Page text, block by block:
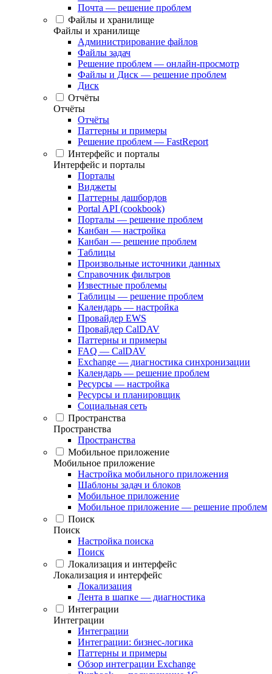
Почта — решение проблем
Файлы и хранилище
Файлы и хранилище
Администрирование файлов
Файлы задач
Решение проблем — онлайн-просмотр
Файлы и Диск — решение проблем
Диск
Отчёты
Отчёты
Отчёты
Паттерны и примеры
Решение проблем — FastReport
Интерфейс и порталы
Интерфейс и порталы
Порталы
Виджеты
Паттерны дашбордов
Portal API (cookbook)
Порталы — решение проблем
Канбан — настройка
Канбан — решение проблем
Таблицы
Произвольные источники данных
Справочник фильтров
Известные проблемы
Таблицы — решение проблем
Календарь — настройка
Провайдер EWS
Провайдер CalDAV
Паттерны и примеры
FAQ — CalDAV
Exchange — диагностика синхронизации
Календарь — решение проблем
Ресурсы — настройка
Ресурсы и планировщик
Социальная сеть
Пространства
Пространства
Пространства
Мобильное приложение
Мобильное приложение
Настройка мобильного приложения
Шаблоны задач и блоков
Мобильное приложение
Мобильное приложение — решение проблем
Поиск
Поиск
Настройка поиска
Поиск
Локализация и интерфейс
Локализация и интерфейс
Локализация
Лента в шапке — диагностика
Интеграции
Интеграции
Интеграции
Интеграции: бизнес-логика
Паттерны и примеры
Обзор интеграции Exchange